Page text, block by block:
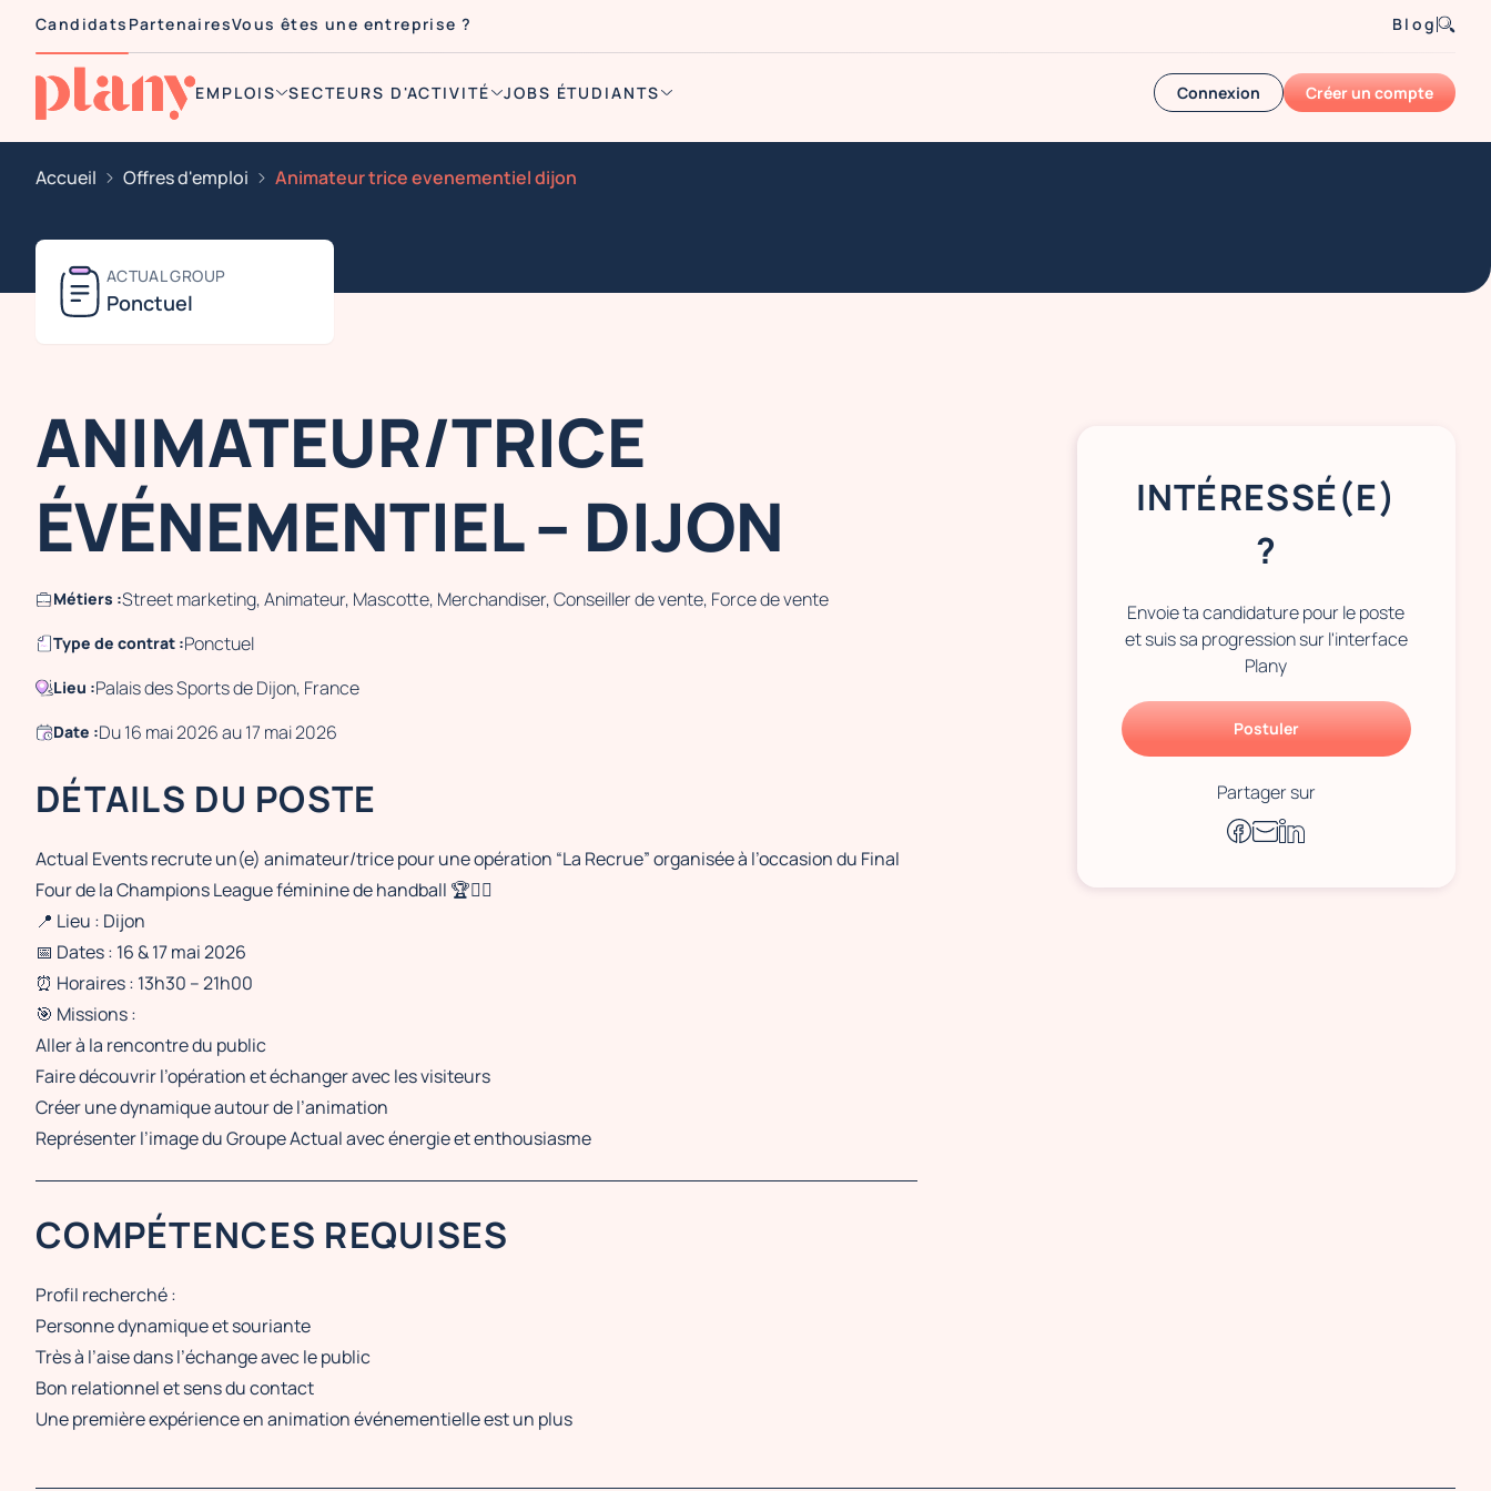
Candidats PartenairesVous êtes une entreprise ? Blog
EMPLOIS SECTEURS D'ACTIVITÉ JOBS ÉTUDIANTS Connexion Créer un compte
Accueil Offres d'emploi Animateur trice evenementiel dijon
ACTUAL GROUP
Ponctuel
ANIMATEUR/TRICE
ÉVÉNEMENTIEL – DIJON
Métiers :Street marketing, Animateur, Mascotte, Merchandiser, Conseiller de vente, Force de vente
Type de contrat :Ponctuel
Lieu :Palais des Sports de Dijon, France
Date :Du 16 mai 2026 au 17 mai 2026
DÉTAILS DU POSTE
Actual Events recrute un(e) animateur/trice pour une opération “La Recrue” organisée à l’occasion du Final
Four de la Champions League féminine de handball 🏆🤾‍♀️
📍 Lieu : Dijon
📅 Dates : 16 & 17 mai 2026
⏰ Horaires : 13h30 – 21h00
🎯 Missions :
Aller à la rencontre du public
Faire découvrir l’opération et échanger avec les visiteurs
Créer une dynamique autour de l’animation
Représenter l’image du Groupe Actual avec énergie et enthousiasme
COMPÉTENCES REQUISES
Profil recherché :
Personne dynamique et souriante
Très à l’aise dans l’échange avec le public
Bon relationnel et sens du contact
Une première expérience en animation événementielle est un plus
INTÉRESSÉ(E)
?
Envoie ta candidature pour le poste
et suis sa progression sur l'interface
Plany
Postuler
Partager sur